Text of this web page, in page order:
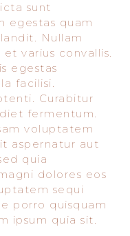
sunt
egestas quam
Nullam
varius convallis.
egestas
facilisi.
Curabitur
fermentum.
voluptatem
aspernatur aut
quia
dolores eos
sequi
porro quisquam
ipsum quia sit.